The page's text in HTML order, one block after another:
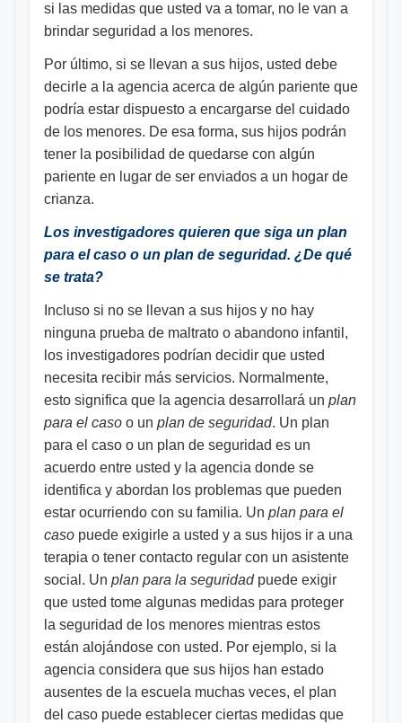
si las medidas que usted va a tomar, no le van a
brindar seguridad a los menores.
Por último, si se llevan a sus hijos, usted debe
decirle a la agencia acerca de algún pariente que
podría estar dispuesto a encargarse del cuidado
de los menores. De esa forma, sus hijos podrán
tener la posibilidad de quedarse con algún
pariente en lugar de ser enviados a un hogar de
crianza.
Los investigadores quieren que siga un plan
para el caso o un plan de seguridad. ¿De qué
se trata?
Incluso si no se llevan a sus hijos y no hay
ninguna prueba de maltrato o abandono infantil,
los investigadores podrían decidir que usted
necesita recibir más servicios. Normalmente,
esto significa que la agencia desarrollará un plan
para el caso o un plan de seguridad. Un plan
para el caso o un plan de seguridad es un
acuerdo entre usted y la agencia donde se
identifica y abordan los problemas que pueden
estar ocurriendo con su familia. Un plan para el
caso puede exigirle a usted y a sus hijos ir a una
terapia o tener contacto regular con un asistente
social. Un plan para la seguridadpuede exigir
que usted tome algunas medidas para proteger
la seguridad de los menores mientras estos
están alojándose con usted. Por ejemplo, si la
agencia considera que sus hijos han estado
ausentes de la escuela muchas veces, el plan
del caso puede establecer ciertas medidas que